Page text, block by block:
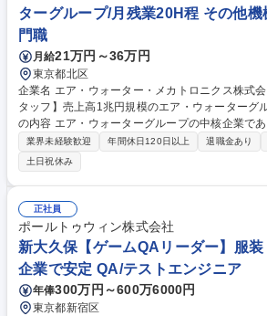
ターグループ/月残業20H程 その他
門職
月給21万円～36万円
東京都北区
企業名 エア・ウォーター・メカトロニクス株式会社 求人名 【東京/製
タッフ】売上高1兆円規模のエア・ウォーターグル
の内容 エア・ウォーターグループの中核企業で
組み立て・調整・検査などをお任せします。専門
アップいただける環境です。 【業務詳細】■空圧機器や精密装置の組み立
ておよび配管・配線作業全般■専用の試験機器を
サの調整・検査業務■製品の品質安定化に向けた
更新業務■製造ラインの効率化や不具合防止に向
設計・技術部門と連携した製品仕様や調整フロー
率的な作業環境づくりに向けた５Ｓ活動や各種推進等 募集職種 【
造スタッフ】売上高1兆円規模のエア・ウォータ
業界未経験歓迎 年間休日120日以上 退職金あり
土日祝休み
正社員
ポールトゥウィン株式会社
新大久保【ゲームQAリーダー】服
企業で安定 QA/テストエンジニア
年俸300万円～600万6000円
東京都新宿区